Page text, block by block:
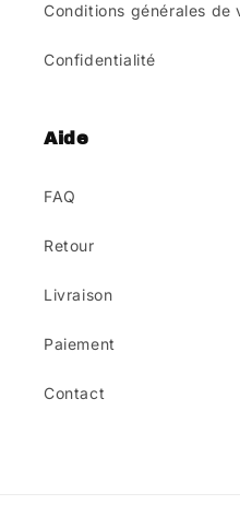
Conditions générales de
Confidentialité
Aide
FAQ
Retour
Livraison
Paiement
Contact